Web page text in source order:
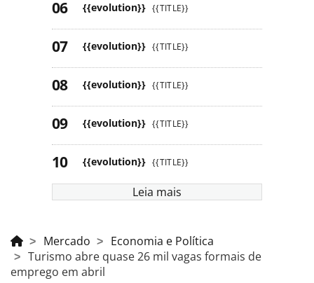
{{evolution}} {{TITLE}}
{{evolution}} {{TITLE}}
{{evolution}} {{TITLE}}
{{evolution}} {{TITLE}}
{{evolution}} {{TITLE}}
Leia mais
Mercado
Economia e Política
Turismo abre quase 26 mil vagas formais de
emprego em abril